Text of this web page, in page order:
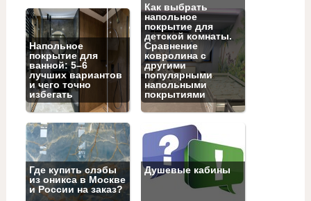
Напольное
покрытие для
ванной: 5–6
лучших вариантов
и чего точно
избегать
Как выбрать
напольное
покрытие для
детской комнаты.
Сравнение
ковролина с
другими
популярными
напольными
покрытиями
Где купить слэбы
из оникса в Москве
и России на заказ?
Душевые кабины